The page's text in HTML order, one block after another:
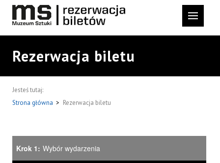
Rezerwacja biletu
Jesteś tutaj:
Strona główna > Rezerwacja biletu
Krok 1: Wybór wydarzenia